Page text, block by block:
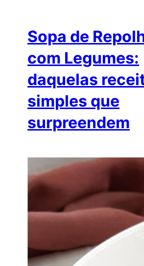
Sopa de
com Legumes:
daquelas
simples que
surpreendem